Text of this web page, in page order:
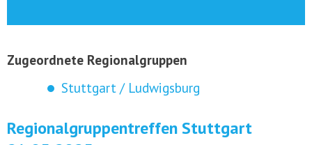
Zugeordnete Regionalgruppen
Stuttgart / Ludwigsburg
Regionalgruppentreffen Stuttgart